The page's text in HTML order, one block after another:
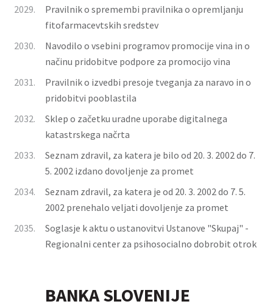
2029.
Pravilnik o spremembi pravilnika o opremljanju
fitofarmacevtskih sredstev
2030.
Navodilo o vsebini programov promocije vina in o
načinu pridobitve podpore za promocijo vina
2031.
Pravilnik o izvedbi presoje tveganja za naravo in o
pridobitvi pooblastila
2032.
Sklep o začetku uradne uporabe digitalnega
katastrskega načrta
2033.
Seznam zdravil, za katera je bilo od 20. 3. 2002 do 7.
5. 2002 izdano dovoljenje za promet
2034.
Seznam zdravil, za katera je od 20. 3. 2002 do 7. 5.
2002 prenehalo veljati dovoljenje za promet
2035.
Soglasje k aktu o ustanovitvi Ustanove "Skupaj" -
Regionalni center za psihosocialno dobrobit otrok
BANKA SLOVENIJE